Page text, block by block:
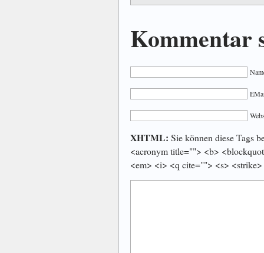
Kommentar
XHTML: Sie können diese Tags
<acronym title=""> <b>
<em> <i> <q cite=""> <s>